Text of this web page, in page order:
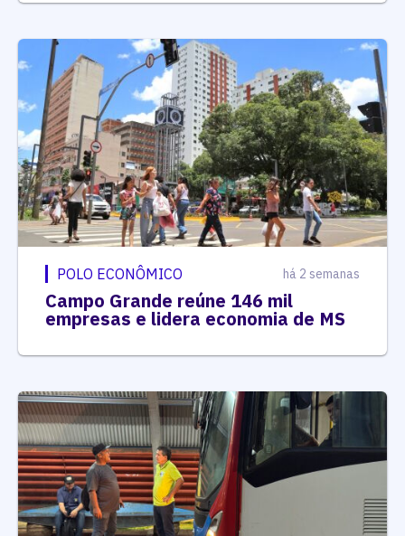
POLO ECONÔMICO há 2 semanas
Campo Grande reúne 146 mil
empresas e lidera economia de MS